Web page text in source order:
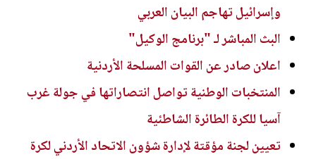
وإسرائيل تهاجم البيان العربي
البث المباشر لـ "برنامج الوكيل"
اعلان صادر عن القوات المسلحة الأردنية
المنتخبات الوطنية تواصل انتصاراتها في جولة غرب
آسيا للكرة الطائرة الشاطئية
تعيين لجنة مؤقتة لإدارة شؤون الاتحاد الأردني لكرة